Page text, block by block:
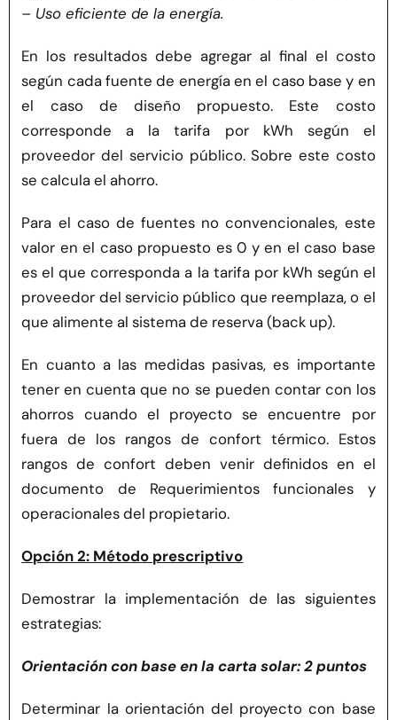
– Uso eficiente de la energía.
En los resultados debe agregar al final el costo
según cada fuente de energía en el caso base y en
el caso de diseño propuesto. Este costo
corresponde a la tarifa por kWh según el
proveedor del servicio público. Sobre este costo
se calcula el ahorro.
Para el caso de fuentes no convencionales, este
valor en el caso propuesto es 0 y en el caso base
es el que corresponda a la tarifa por kWh según el
proveedor del servicio público que reemplaza, o el
que alimente al sistema de reserva (back up).
En cuanto a las medidas pasivas, es importante
tener en cuenta que no se pueden contar con los
ahorros cuando el proyecto se encuentre por
fuera de los rangos de confort térmico. Estos
rangos de confort deben venir definidos en el
documento de Requerimientos funcionales y
operacionales del propietario.
Opción 2: Método prescriptivo
Demostrar la implementación de las siguientes
estrategias:
Orientación con base en la carta solar: 2 puntos
Determinar la orientación del proyecto con base